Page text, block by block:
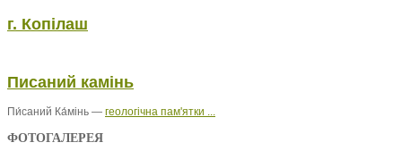
г. Копілаш
Писаний камінь
Пи́саний Ка́мінь — геологічна пам'ятки ...
ФОТОГАЛЕРЕЯ